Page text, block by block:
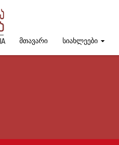
მთავარი სიახლეები